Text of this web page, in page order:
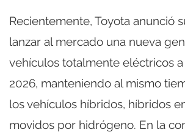
Recientemente, Toyota anunció
lanzar al mercado una nueva
vehículos totalmente eléctricos
2026, manteniendo al mismo
los vehículos híbridos, híbridos
movidos por hidrógeno. En la